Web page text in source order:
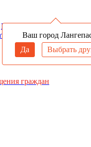
Ваш город
Да
Выбрать
Войти в личный кабинет
Ренда Заёмно-
граждан